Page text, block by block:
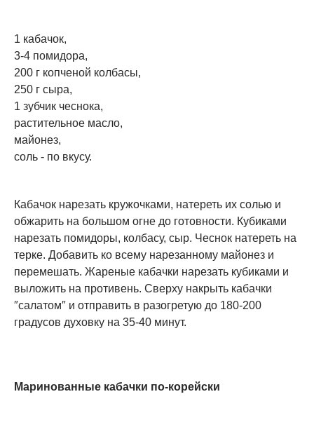
1 кабачок,
3-4 помидора,
200 г копченой колбасы,
250 г сыра,
1 зубчик чеснока,
растительное масло,
майонез,
соль - по вкусу.
Кабачок нарезать кружочками, натереть их солью и
обжарить на большом огне до готовности. Кубиками
нарезать помидоры, колбасу, сыр. Чеснок натереть на
терке. Добавить ко всему нарезанному майонез и
перемешать. Жареные кабачки нарезать кубиками и
выложить на противень. Сверху накрыть кабачки
″салатом″ и отправить в разогретую до 180-200
градусов духовку на 35-40 минут.
Маринованные кабачки по-корейски